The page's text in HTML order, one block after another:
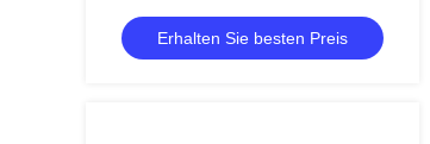
Lieferant kundenspezifisch
Erhalten Sie besten Preis